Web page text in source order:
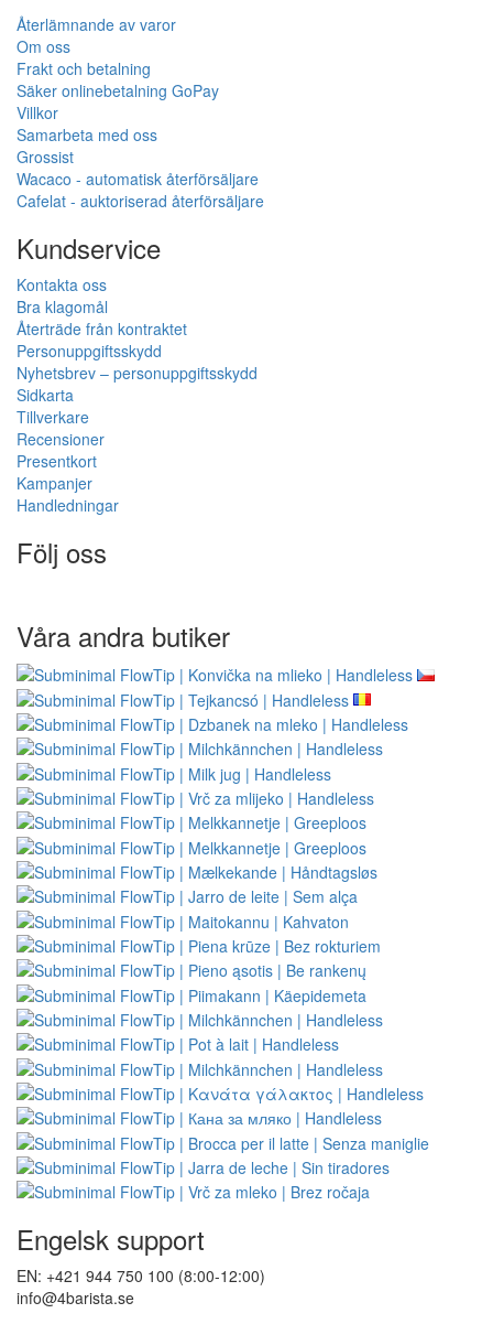
Återlämnande av varor
Om oss
Frakt och betalning
Säker onlinebetalning GoPay
Villkor
Samarbeta med oss
Grossist
Wacaco - automatisk återförsäljare
Cafelat - auktoriserad återförsäljare
Kundservice
Kontakta oss
Bra klagomål
Återträde från kontraktet
Personuppgiftsskydd
Nyhetsbrev – personuppgiftsskydd
Sidkarta
Tillverkare
Recensioner
Presentkort
Kampanjer
Handledningar
Följ oss
Våra andra butiker
Engelsk support
EN: +421 944 750 100 (8:00-12:00)
info@4barista.se